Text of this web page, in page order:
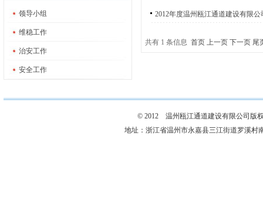
领导小组
维稳工作
治安工作
安全工作
2012年度温州瓯江通道建设有限
共有 1 条信息 首页 上一页 下一页 尾
© 2012 温州瓯江通道建设有限公司
地址：浙江省温州市永嘉县三江街道罗溪